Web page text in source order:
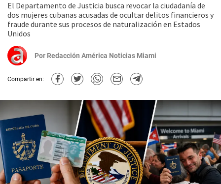
El Departamento de Justicia busca revocar la ciudadanía de
dos mujeres cubanas acusadas de ocultar delitos financieros y
fraude durante sus procesos de naturalización en Estados
Unidos
Por Redacción América Noticias Miami
Compartir en: